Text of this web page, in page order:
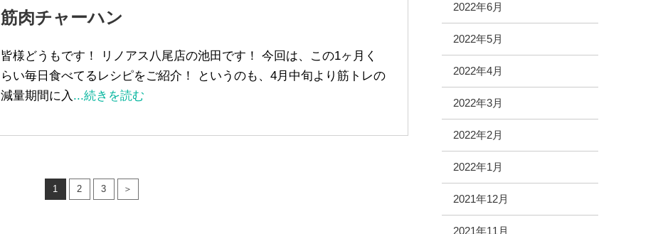
筋肉チャーハン
皆様どうもです！ リノアス八尾店の池田です！ 今回は、この1ヶ月く
らい毎日食べてるレシピをご紹介！ というのも、4月中旬より筋トレの
減量期間に入 ...続きを読む
1 2 3 ＞
2022年6月
2022年5月
2022年4月
2022年3月
2022年2月
2022年1月
2021年12月
2021年11月